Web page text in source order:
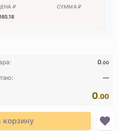
.18
0.00
—
0.00
корзину